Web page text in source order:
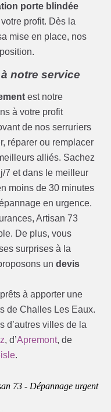
porte blindée
profit. Dès la
mise en place, nos
notre service
est notre
à votre profit
de nos serruriers
réparer ou remplacer
alliés. Sachez
7 et dans le meilleur
moins de 30 minutes
en urgence.
Artisan 73
De plus, vous
surprises à la
undevis
à apporter une
de Challes Les Eaux.
d’autres villes de la
, d’Apremont, de
.
73 - Dépannage urgent